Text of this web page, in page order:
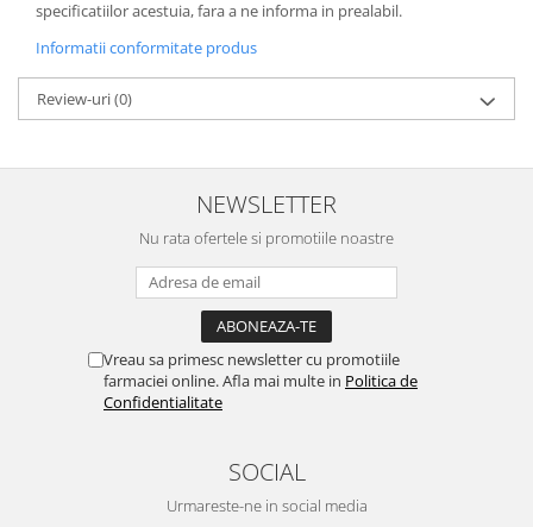
specificatiilor acestuia, fara a ne informa in prealabil.
Informatii conformitate produs
Review-uri(0)
NEWSLETTER
Nu rata ofertele si promotiile noastre
Vreau sa primesc newsletter cu promotiile
farmaciei online. Afla mai multe in Politica de
Confidentialitate
SOCIAL
Urmareste-ne in social media